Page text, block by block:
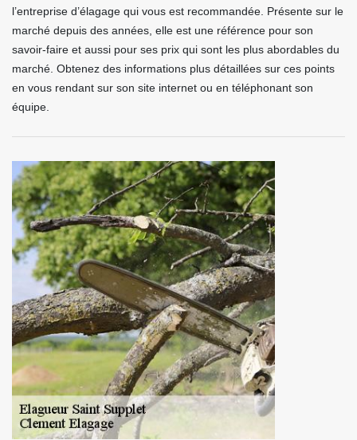
l’entreprise d’élagage qui vous est recommandée. Présente sur le
marché depuis des années, elle est une référence pour son
savoir-faire et aussi pour ses prix qui sont les plus abordables du
marché. Obtenez des informations plus détaillées sur ces points
en vous rendant sur son site internet ou en téléphonant son
équipe.